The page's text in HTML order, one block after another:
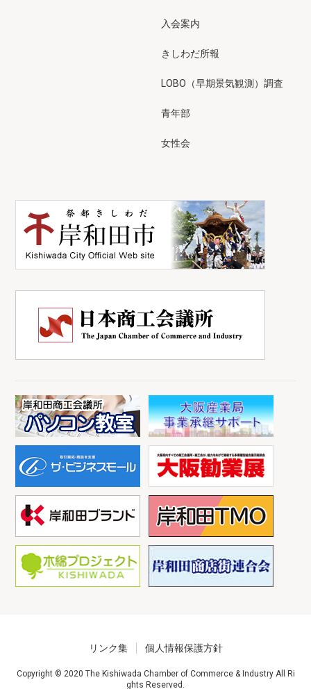
入会案内
きしわだ所報
LOBO（早期景気観測）調査
青年部
女性会
リンク集 個人情報保護方針
Copyright © 2020 The Kishiwada Chamber of Commerce & Industry All Ri
ghts Reserved.